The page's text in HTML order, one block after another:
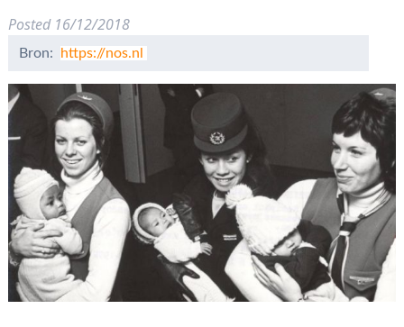
Posted 16/12/2018
Bron: https://nos.nl
16 december 2018